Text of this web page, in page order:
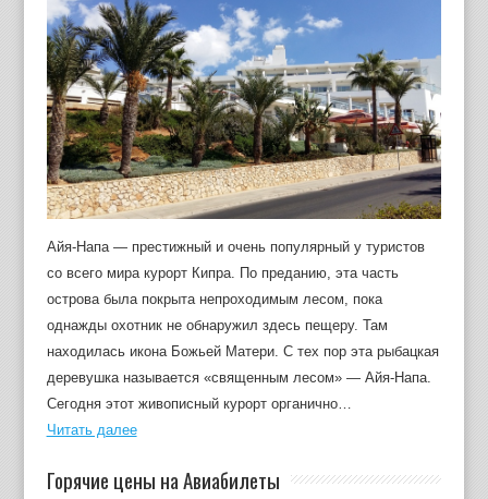
Айя-Напа — престижный и очень популярный у туристов
со всего мира курорт Кипра. По преданию, эта часть
острова была покрыта непроходимым лесом, пока
однажды охотник не обнаружил здесь пещеру. Там
находилась икона Божьей Матери. С тех пор эта рыбацкая
деревушка называется «священным лесом» — Айя-Напа.
Сегодня этот живописный курорт органично…
Читать далее
Горячие цены на Авиабилеты